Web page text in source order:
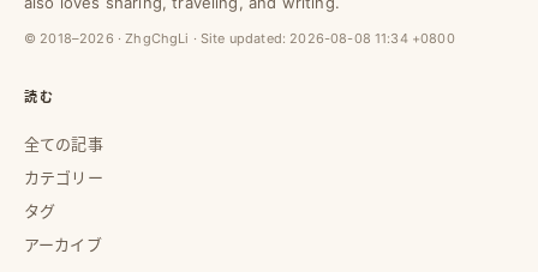
© 2018–2026 · ZhgChgLi · Site updated: 2026-08-08 11:34 +0800
読む
全ての記事
カテゴリー
タグ
アーカイブ